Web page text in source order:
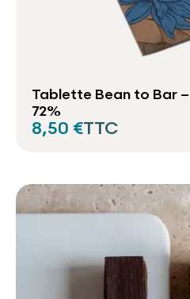
Tablette Bean to Bar
72%
8,50 €TTC